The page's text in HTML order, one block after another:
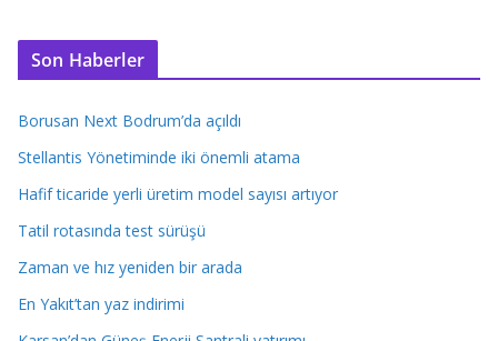
Son Haberler
Borusan Next Bodrum’da açıldı
Stellantis Yönetiminde iki önemli atama
Hafif ticaride yerli üretim model sayısı artıyor
Tatil rotasında test sürüşü
Zaman ve hız yeniden bir arada
En Yakıt’tan yaz indirimi